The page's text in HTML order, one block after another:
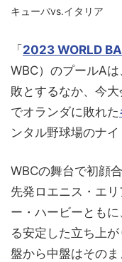
キューバvs.イタリア
「 2023 WORLD
WBC）のプールA
敗とするなか、今
でオランダに敗れた
ンタル野球場のナイ
WBCの舞台で初顔
先発ロエニス・エ
ー・ハービーとも
る安定した立ち上
盤から中盤はその